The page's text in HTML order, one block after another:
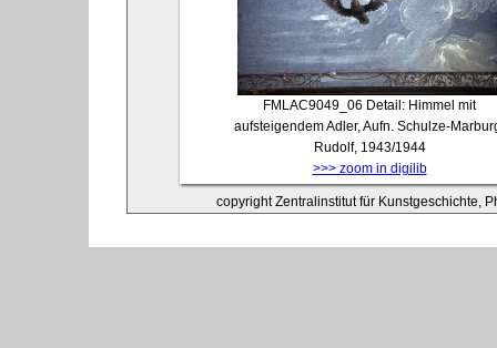
FMLAC9049_06 Detail: Himmel mit
aufsteigendem Adler, Aufn. Schulze-
Rudolf, 1943/1944
>>> zoom in digilib
copyright Zentralinstitut für Kunstgeschichte,